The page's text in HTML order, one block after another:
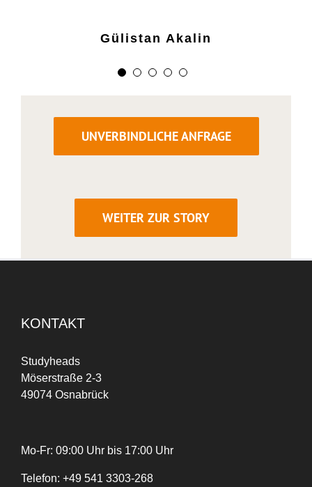
Gülistan Akalin
UNVERBINDLICHE ANFRAGE
WEITER ZUR STORY
KONTAKT
Studyheads
Möserstraße 2-3
49074 Osnabrück
Mo-Fr: 09:00 Uhr bis 17:00 Uhr
Telefon: +49 541 3303-268